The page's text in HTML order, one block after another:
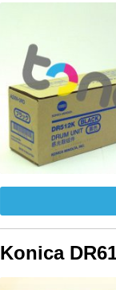
Konica